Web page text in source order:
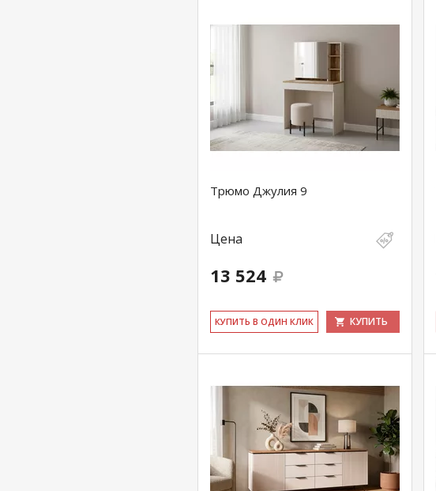
Трюмо Джулия 9
Цена
13 524
КУ­ПИТЬ В ОДИН КЛИК КУПИТЬ